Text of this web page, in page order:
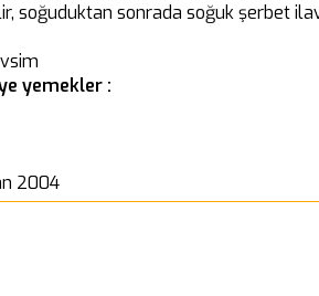
soğuduktan sonrada soğuk şerbet
yemekler :
2004